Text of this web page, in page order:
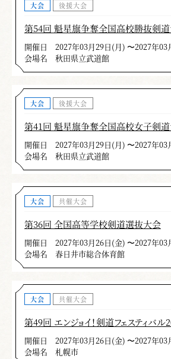
大会 後援大会
第54回 魁星旗争奪全国高校勝抜剣
開催日
2027年03月29日(月) 〜2027年03
会場名
秋田県立武道館
大会 後援大会
第41回 魁星旗争奪全国高校女子剣
開催日
2027年03月29日(月) 〜2027年03
会場名
秋田県立武道館
大会 共催大会
第36回 全国高等学校剣道選抜大会
開催日
2027年03月26日(金) 〜2027年03
会場名
春日井市総合体育館
大会 共催大会
第49回 エンジョイ！剣道フェスティバル
開催日
2027年03月26日(金) 〜2027年03
会場名
札幌市